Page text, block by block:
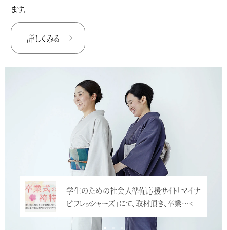
ます。
詳しくみる
学生のための社会人準備応援サイト「マイナ
ビフレッシャーズ」にて、取材頂き、卒業…<